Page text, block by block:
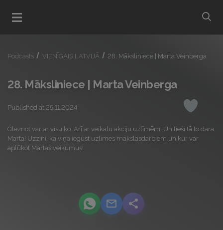
Open menu
Podcasts VIENĪGAIS LATVIJĀ 28. Māksliniece | Marta Veinberga
28. Māksliniece | Marta Veinberga
Published at 25.11.2024 Like
Gleznot var ar visu ko. Arī ar veikalu akciju uzlīmēm! Un tieši tā to dara
Marta! Uzzini, kā viņa iegūst uzlīmes mākslasdarbiem un kur var
aplūkot Martas veikumus!
podcast.share-title WhatsApp
podcast.share-title Email
podcast.share-title